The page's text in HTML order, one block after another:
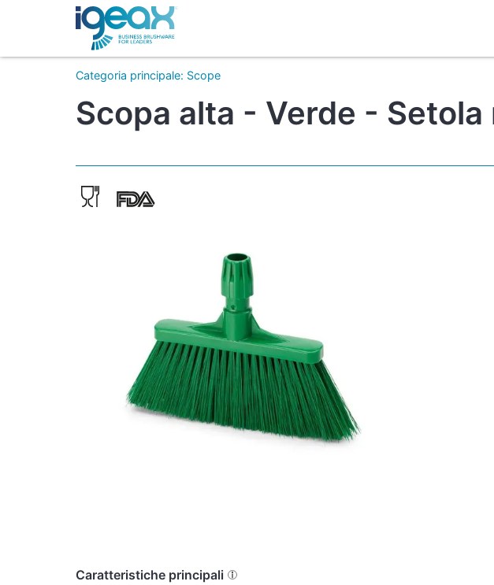
Categoria principale: Scope
Scopa alta - Verde - Setola
Caratteristiche principali